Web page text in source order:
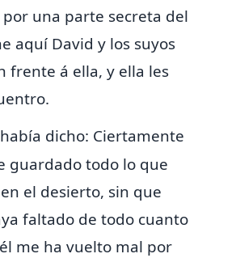
una parte secreta del
aquí David y los suyos
frente á ella, y ella les
dicho: Ciertamente
guardado todo lo que
el desierto, sin que
faltado de todo cuanto
me ha vuelto mal por